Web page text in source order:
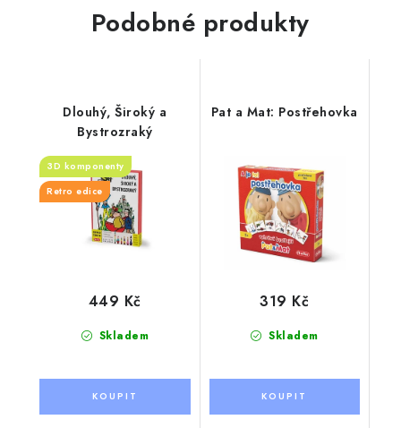
Podobné produkty
Dlouhý, Široký a
Bystrozraký
3D komponenty
Retro edice
Skladem
449 Kč
Pat a Mat: Postřehovka
Skladem
319 Kč